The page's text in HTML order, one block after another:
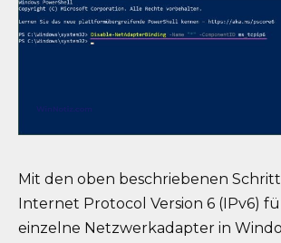
Mit den oben beschriebenen
Internet Protocol Version 6 (IPv6)
einzelne Netzwerkadapter in